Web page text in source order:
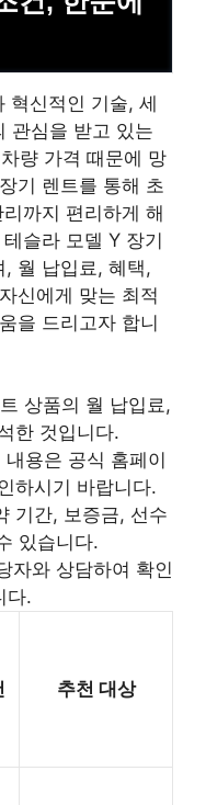
혁신적인 기술, 세
관심을 받고 있는
량 가격 때문에 망
기 렌트를 통해 초
까지 편리하게 해
슬라 모델 Y 장기
, 월 납입료, 혜택,
신에게 맞는 최적
을 드리고자 합니
상품의 월 납입료,
한 것입니다.
용은 공식 홈페이
하시기 바랍니다.
기간, 보증금, 선수
있습니다.
자와 상담하여 확인
다.
추천 대상